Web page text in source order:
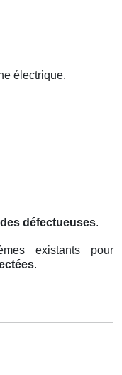
électrique.
défectueuses.
existants pour
.